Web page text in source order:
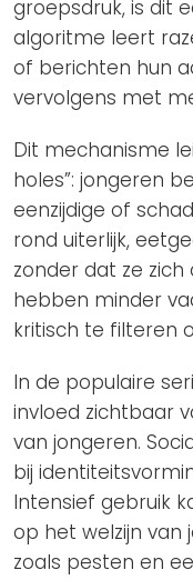
groepsdruk, is dit
algoritme leert
of berichten hun
vervolgens met
Dit mechanisme
holes”: jongeren
eenzijdige of
rond uiterlijk,
zonder dat ze zich
hebben minder
kritisch te filteren
In de populaire
invloed zichtbaar
van jongeren.
bij
Intensief gebruik
op het welzijn van
zoals pesten en